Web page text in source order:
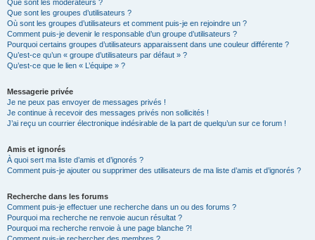
Que sont les modérateurs ?
Que sont les groupes d’utilisateurs ?
Où sont les groupes d’utilisateurs et comment puis-je en rejoindre un ?
Comment puis-je devenir le responsable d’un groupe d’utilisateurs ?
Pourquoi certains groupes d’utilisateurs apparaissent dans une couleur différente ?
Qu’est-ce qu’un « groupe d’utilisateurs par défaut » ?
Qu’est-ce que le lien « L’équipe » ?
Messagerie privée
Je ne peux pas envoyer de messages privés !
Je continue à recevoir des messages privés non sollicités !
J’ai reçu un courrier électronique indésirable de la part de quelqu’un sur ce forum !
Amis et ignorés
À quoi sert ma liste d’amis et d’ignorés ?
Comment puis-je ajouter ou supprimer des utilisateurs de ma liste d’amis et d’ignorés ?
Recherche dans les forums
Comment puis-je effectuer une recherche dans un ou des forums ?
Pourquoi ma recherche ne renvoie aucun résultat ?
Pourquoi ma recherche renvoie à une page blanche ?!